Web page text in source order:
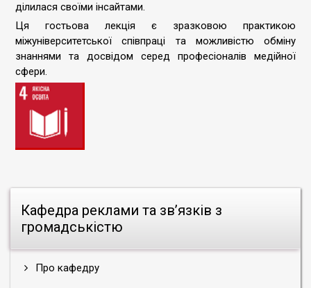
Кафедра реклами та зв’язків з
громадськістю
Про кафедру
ділилася своїми інсайтами.
Ця гостьова лекція є зразковою практикою
міжуніверситетської співпраці та можливістю обміну
знаннями та досвідом серед професіоналів медійної
сфери.